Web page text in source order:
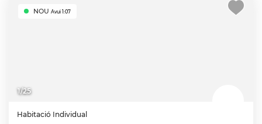
1/25
NOU Avui 1:07
Habitació Individual